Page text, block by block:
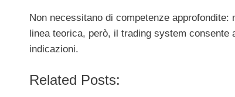
Non necessitano di competenze
linea teorica, però, il trading system
indicazioni.
Related Posts: